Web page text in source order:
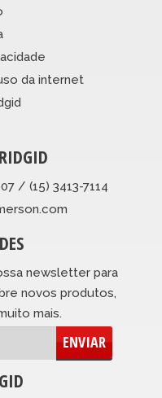
da internet
/ (15) 3413-7114
newsletter para
novos produtos,
mais.
ENVIAR